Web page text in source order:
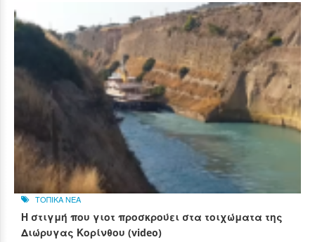
ΤΟΠΙΚΑ ΝΕΑ
Η στιγμή που γιοτ προσκρούει στα τοιχώματα της
Διώρυγας Κορίνθου (video)